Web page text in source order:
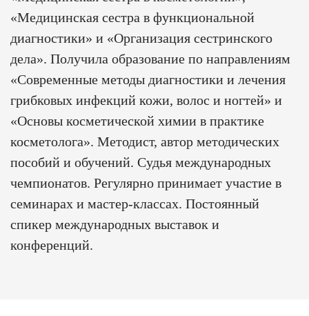
«Медицинская сестра в функциональной
диагностики» и «Организация сестринского
дела». Получила образование по направлениям
«Современные методы диагностики и лечения
грибковых инфекций кожи, волос и ногтей» и
«Основы косметической химии в практике
косметолога». Методист, автор методических
пособий и обучений. Судья международных
чемпионатов. Регулярно принимает участие в
семинарах и мастер-классах. Постоянный
спикер международных выставок и
конференций.